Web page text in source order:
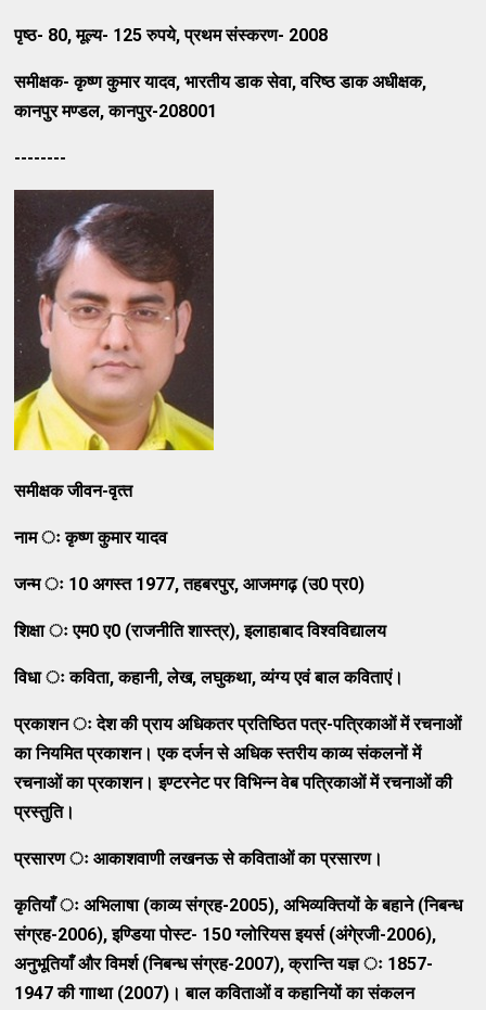
पृष्‍ठ- 80,मूल्‍य- 125रुपये,प्रथम संस्‍करण- 2008
समीक्षक- कृष्‍ण कुमार यादव,भारतीय डाक सेवा,वरिष्‍ठ डाक अधीक्षक,
कानपुर मण्‍डल,कानपुर-208001
--------
समीक्षक जीवन-वृत्‍त
नाम ः कृष्‍ण कुमार यादव
जन्‍म ः 10 अगस्‍त 1977,तहबरपुर,आजमगढ़ (उ0प्र0)
शिक्षा ः एम0ए0 (राजनीति शास्‍त्र),इलाहाबाद विश्‍वविद्यालय
विधा ः कविता,कहानी,लेख,लघुकथा,व्‍यंग्‍य एवं बाल कविताएं।
प्रकाशन ः देश की प्राय अधिकतर प्रतिष्‍ठित पत्र-पत्रिकाओं में रचनाओं
का नियमित प्रकाशन। एक दर्जन से अधिक स्‍तरीय काव्‍य संकलनों में
रचनाओं का प्रकाशन। इण्‍टरनेट पर विभिन्‍न वेब पत्रिकाओं में रचनाओं की
प्रस्‍तुति।
प्रसारण ः आकाशवाणी लखनऊ से कविताओं का प्रसारण।
कृतियाँ ः अभिलाषा (काव्‍य संग्रह-2005),अभिव्‍यक्‍तियों के बहाने (निबन्‍ध
संग्रह-2006),इण्‍डिया पोस्‍ट- 150ग्‍लोरियस इयर्स (अंगे्रजी-2006),
अनुभूतियाँ और विमर्श (निबन्‍ध संग्रह-2007),क्रान्‍ति यज्ञ ः 1857-
1947की गााथा (2007) । बाल कविताओं व कहानियों का संकलन